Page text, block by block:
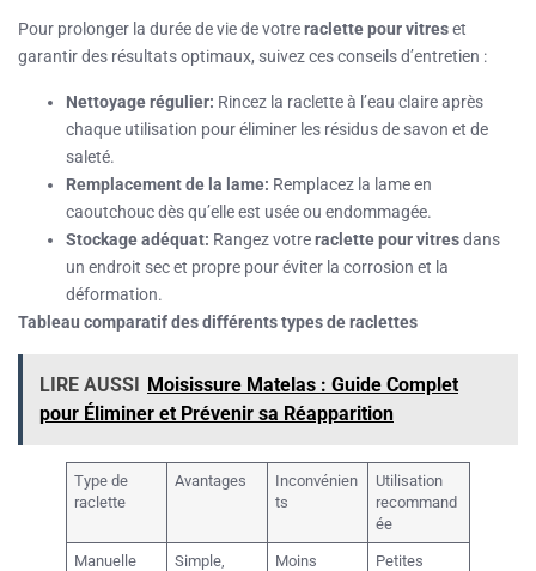
Pour prolonger la durée de vie de votreraclette pour vitreset
garantir des résultats optimaux, suivez ces conseils d’entretien :
Nettoyage régulier: Rincez la raclette à l’eau claire après
chaque utilisation pour éliminer les résidus de savon et de
saleté.
Remplacement de la lame: Remplacez la lame en
caoutchouc dès qu’elle est usée ou endommagée.
Stockage adéquat: Rangez votreraclette pour vitresdans
un endroit sec et propre pour éviter la corrosion et la
déformation.
Tableau comparatif des différents types de raclettes
LIRE AUSSI Moisissure Matelas : Guide Complet
pour Éliminer et Prévenir sa Réapparition
Type de
raclette
Avantages
Inconvénien
ts
Utilisation
recommand
ée
Manuelle
Simple,
Moins
Petites